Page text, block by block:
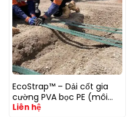
EcoStrap™ – Dải cốt gia
cường PVA bọc PE (môi
trường kiềm/pH cao)
Liên hệ